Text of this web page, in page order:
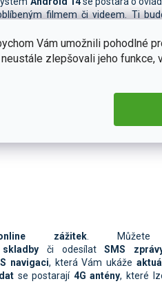
Vám umožnili pohodlné
zlepšovali jeho funkce,
filmem či videem. Ti
systému do českého jazyka.
cestování. Rozlišení rádia je v
se autorádio pyšní větším
zážitek. Můžete
či odesílat SMS
navigaci, která Vám ukáže
se postarají 4G antény, které